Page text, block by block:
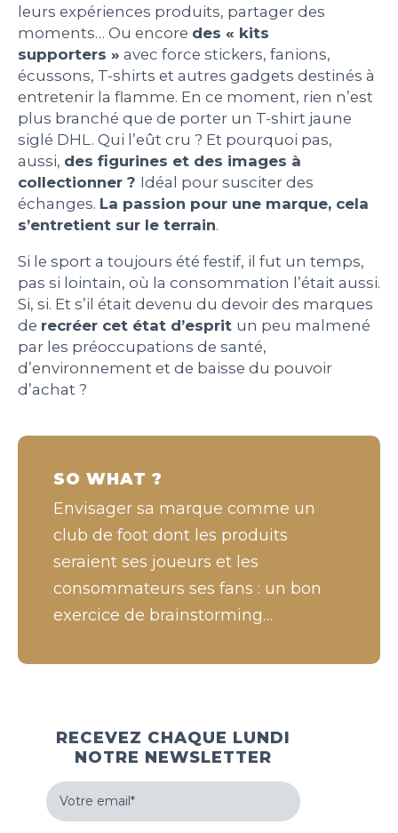
RECEVEZ CHAQUE LUNDI
NOTRE NEWSLETTER
Votre
email
(Nécessaire)
leurs expériences produits, partager des
moments… Ou encore des « kits
supporters » avec force stickers, fanions,
écussons, T-shirts et autres gadgets destinés à
entretenir la flamme. En ce moment, rien n’est
plus branché que de porter un T-shirt jaune
siglé DHL. Qui l’eût cru ? Et pourquoi pas,
aussi, des figurines et des images à
collectionner ? Idéal pour susciter des
échanges. La passion pour une marque, cela
s’entretient sur le terrain.
Si le sport a toujours été festif, il fut un temps,
pas si lointain, où la consommation l’était aussi.
Si, si. Et s’il était devenu du devoir des marques
de recréer cet état d’esprit un peu malmené
par les préoccupations de santé,
d’environnement et de baisse du pouvoir
d’achat ?
SO WHAT ?
Envisager sa marque comme un
club de foot dont les produits
seraient ses joueurs et les
consommateurs ses fans : un bon
exercice de brainstorming…